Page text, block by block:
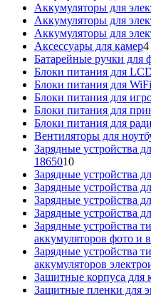
Аккумуляторы для
Аккумуляторы для
Аккумуляторы для
Аксессуары для камер44
Батарейные ручки для
Блоки питания для
Блоки питания для
Блоки питания для
Блоки питания для
Блоки питания для
Вентиляторы для
Зарядные устройства
186501010
товаров
Зарядные устройства
Зарядные устройства
Зарядные устройства
Зарядные устройства
Зарядные устройства
аккумуляторов фото и
Зарядные устройства
аккумуляторов
Защитные корпуса для
Защитные пленки для